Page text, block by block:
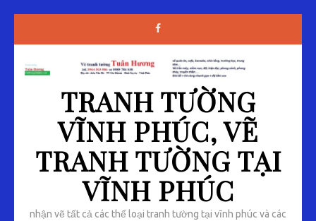
TRANH TƯỜNG
VĨNH PHÚC, VẼ
TRANH TƯỜNG TẠI
VĨNH PHÚC
nhận vẽ tất cả các thể loại tranh tường tại vĩnh phúc và các